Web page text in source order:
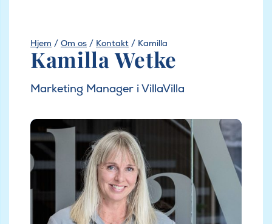
Hjem / Om os / Kontakt / Kamilla
Kamilla Wetke
Marketing Manager i VillaVilla